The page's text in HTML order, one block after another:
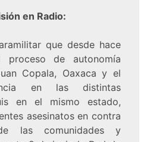
en Radio:
que desde hace
proceso de autonomía
Copala, Oaxaca y el
en las distintas
en el mismo estado,
asesinatos en contra
las comunidades y